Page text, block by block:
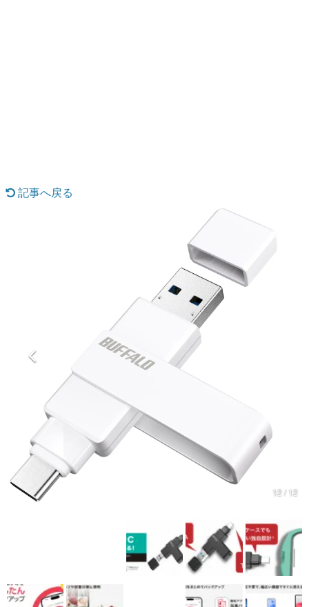
「経験値」「裏技」「ラスボス」… ゲームにまつわる言葉
の起源や用法の変遷を、コンピューター文化史研究家・タ
マンガ
アプリレビュー
その他
電ファミニコゲーマーとは？
運営：株式会社マレ
記事へ戻る
12 / 12